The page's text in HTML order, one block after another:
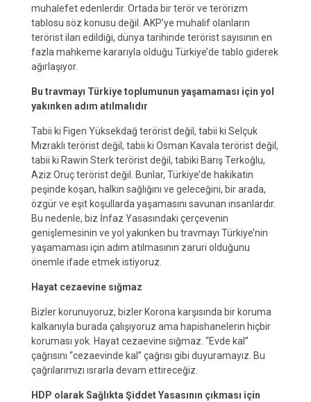
muhalefet edenlerdir. Ortada bir terör ve terörizm
tablosu söz konusu değil. AKP’ye muhalif olanların
terörist ilan edildiği, dünya tarihinde terörist sayısının en
fazla mahkeme kararıyla olduğu Türkiye’de tablo giderek
ağırlaşıyor.
Bu travmayı Türkiye toplumunun yaşamaması için yol
yakınken adım atılmalıdır
Tabii ki Figen Yüksekdağ terörist değil, tabii ki Selçuk
Mızraklı terörist değil, tabii ki Osman Kavala terörist değil,
tabii ki Rawin Sterk terörist değil, tabiki Barış Terkoğlu,
Aziz Oruç terörist değil. Bunlar, Türkiye’de hakikatin
peşinde koşan, halkın sağlığını ve geleceğini, bir arada,
özgür ve eşit koşullarda yaşamasını savunan insanlardır.
Bu nedenle, biz İnfaz Yasasındaki çerçevenin
genişlemesinin ve yol yakınken bu travmayı Türkiye’nin
yaşamaması için adım atılmasının zaruri olduğunu
önemle ifade etmek istiyoruz.
Hayat cezaevine sığmaz
Bizler korunuyoruz, bizler Korona karşısında bir koruma
kalkanıyla burada çalışıyoruz ama hapishanelerin hiçbir
koruması yok. Hayat cezaevine sığmaz. “Evde kal”
çağrısını “cezaevinde kal” çağrısı gibi duyuramayız. Bu
çağrılarımızı ısrarla devam ettireceğiz.
HDP olarak Sağlıkta Şiddet Yasasının çıkması için